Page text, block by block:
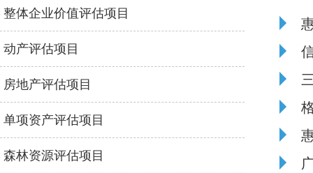
整体企业价值评估项目
动产评估项目
房地产评估项目
单项资产评估项目
森林资源评估项目